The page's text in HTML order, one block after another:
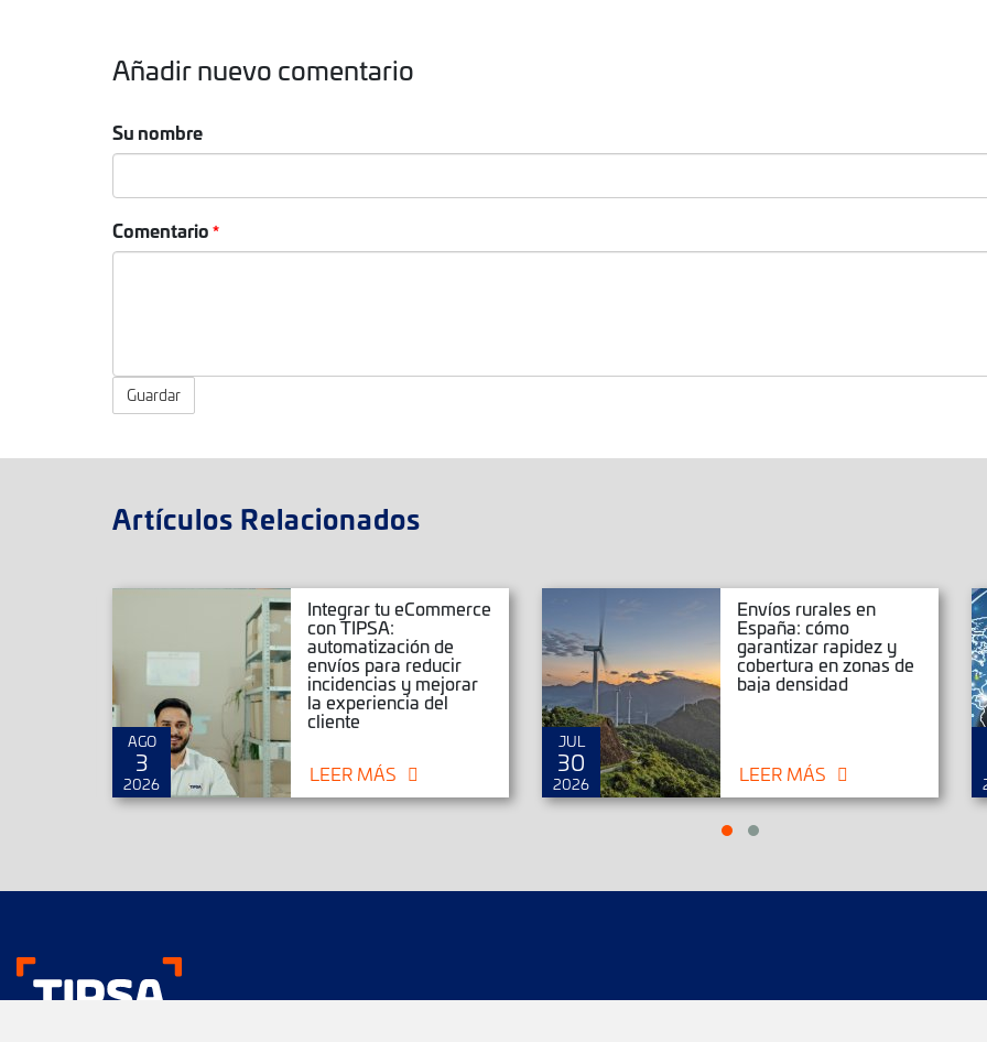
Añadir nuevo comentario
Su nombre
Comentario
Guardar
Artículos Relacionados
AGO
3
2026
Integrar tu eCommerce
con TIPSA:
automatización de
envíos para reducir
incidencias y mejorar
la experiencia del
cliente
LEER MÁS
JUL
30
2026
Envíos rurales en
España: cómo
garantizar rapidez y
cobertura en zonas de
baja densidad
LEER MÁS
Nos gustan tus envíos